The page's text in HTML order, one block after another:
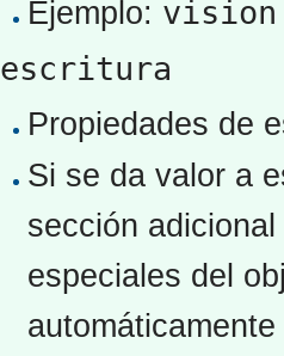
Ejemplo: vision
escritura
Propiedades de
Si se da valor a
sección
especiales del